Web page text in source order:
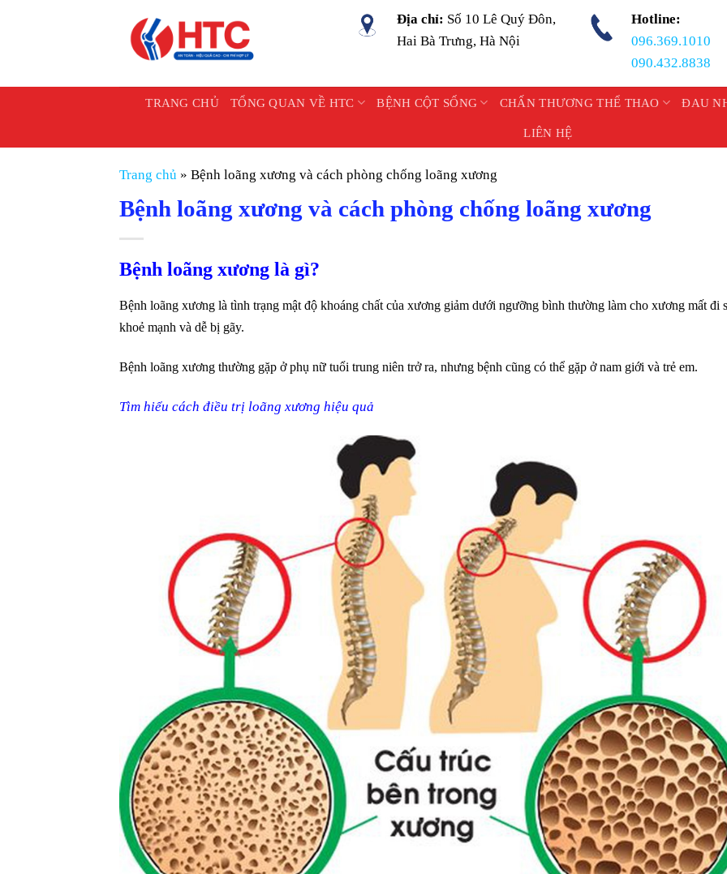
Địa chỉ: Số 10 Lê Quý Đôn,
Hai Bà Trưng, Hà Nội
Hotline:
096.369.1010
090.432.8838
TRANG CHỦ TỔNG QUAN VỀ HTC BỆNH CỘT SỐNG CHẤN THƯƠNG THỂ THAO ĐAU
LIÊN HỆ
Trang chủ » Bệnh loãng xương và cách phòng chống loãng xương
Bệnh loãng xương và cách phòng chống loãng xương
Bệnh loãng xương là gì?
Bệnh loãng xương là tình trạng mật độ khoáng chất của xương giảm dưới ngưỡng bình thường làm cho xương mất đi
khoẻ mạnh và dễ bị gãy.
Bệnh loãng xương thường gặp ở phụ nữ tuổi trung niên trở ra, nhưng bệnh cũng có thể gặp ở nam giới và trẻ em.
Tìm hiểu cách điều trị loãng xương hiệu quả